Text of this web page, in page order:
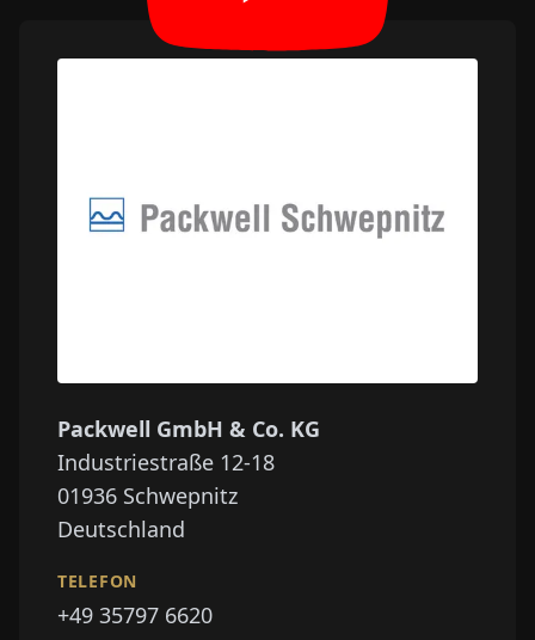
Packwell GmbH & Co. KG
Industriestraße 12-18
01936 Schwepnitz
Deutschland
TELEFON
+49 35797 6620